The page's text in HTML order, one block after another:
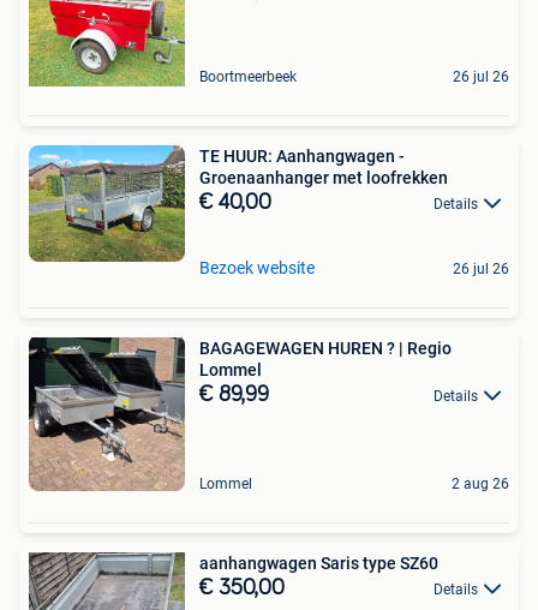
Boortmeerbeek 26 jul 26
TE HUUR: Aanhangwagen -
Groenaanhanger met loofrekken
€ 40,00 Details
Bezoek website 26 jul 26
BAGAGEWAGEN HUREN ? | Regio
Lommel
€ 89,99 Details
Lommel 2 aug 26
aanhangwagen Saris type SZ60
€ 350,00 Details